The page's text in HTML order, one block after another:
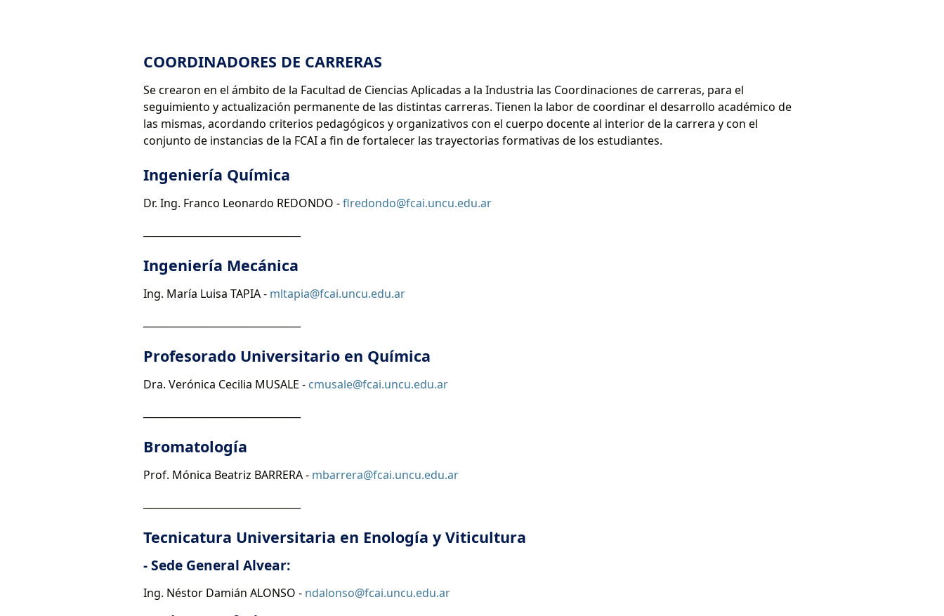
COORDINADORES DE CARRERAS
Se crearon en el ámbito de la Facultad de Ciencias Aplicadas a la Industria las Coordinaciones de carreras, para el
seguimiento y actualización permanente de las distintas carreras. Tienen la labor de coordinar el desarrollo académico de
las mismas, acordando criterios pedagógicos y organizativos con el cuerpo docente al interior de la carrera y con el
conjunto de instancias de la FCAI a fin de fortalecer las trayectorias formativas de los estudiantes.
Ingeniería Química
Dr. Ing. Franco Leonardo REDONDO -flredondo@fcai.uncu.edu.ar
Ingeniería Mecánica
Ing. María Luisa TAPIA - mltapia@fcai.uncu.edu.ar
Profesorado Universitario en Química
Dra. Verónica Cecilia MUSALE - cmusale@fcai.uncu.edu.ar
Bromatología
Prof. Mónica Beatriz BARRERA - mbarrera@fcai.uncu.edu.ar
Tecnicatura Universitaria en Enología y Viticultura
- Sede General Alvear:
Ing. Néstor Damián ALONSO - ndalonso@fcai.uncu.edu.ar